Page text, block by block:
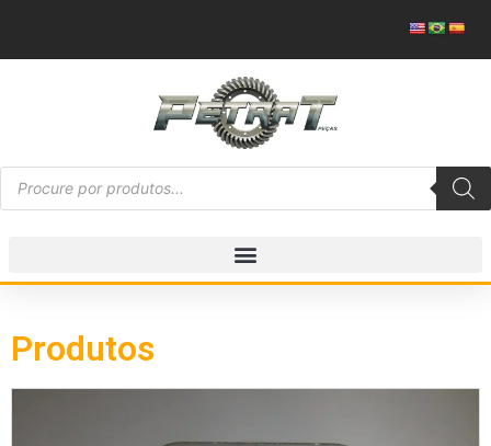
Produtos